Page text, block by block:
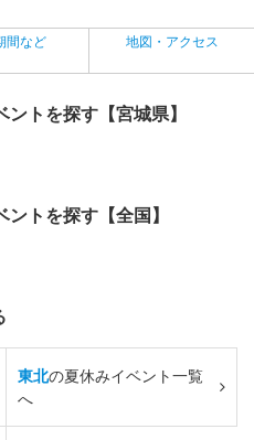
間など 地図・アクセス
トを探す【宮城県】
トを探す【全国】
東北の夏休みイベント一覧
へ